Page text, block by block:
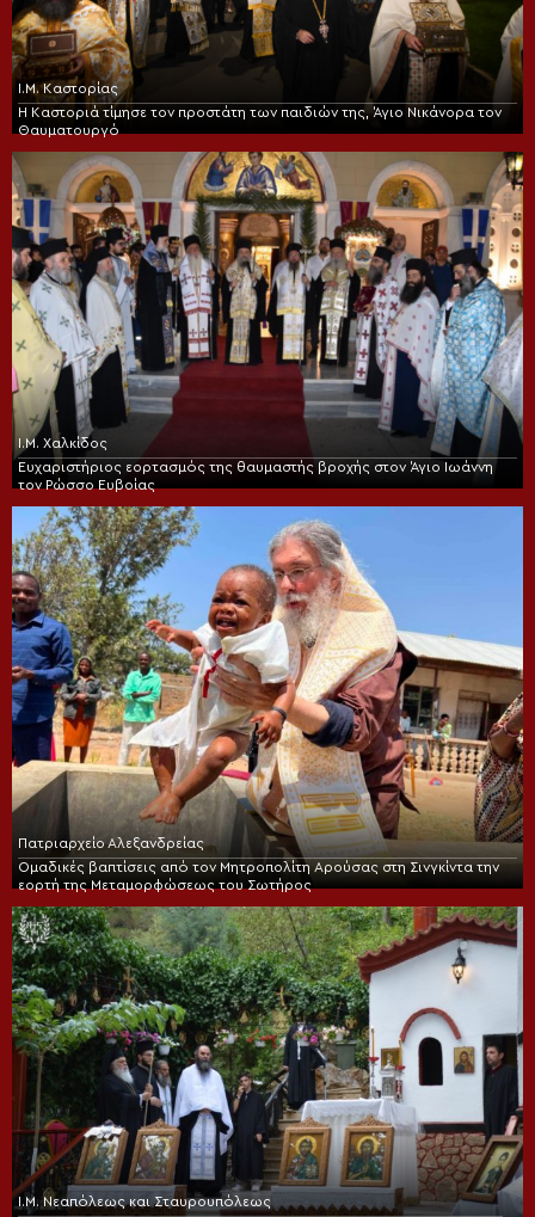
Ι.Μ. Καστορίας
Η Καστοριά τίμησε τον προστάτη των παιδιών της, Άγιο Νικάνορα τον
Θαυματουργό
Ι.Μ. Χαλκίδος
Ευχαριστήριος εορτασμός της θαυμαστής βροχής στον Άγιο Ιωάννη
τον Ρώσσο Ευβοίας
Πατριαρχείο Αλεξανδρείας
Ομαδικές βαπτίσεις από τον Μητροπολίτη Αρούσας στη Σινγκίντα την
εορτή της Μεταμορφώσεως του Σωτήρος
Ι.Μ. Νεαπόλεως και Σταυρουπόλεως